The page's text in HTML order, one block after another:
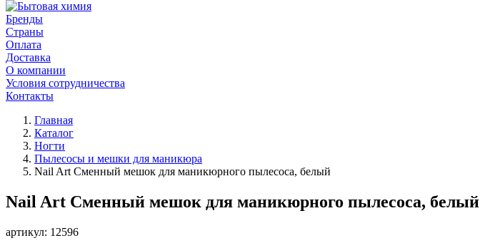
Бренды
Страны
Оплата
Доставка
О компании
Условия сотрудничества
Контакты
Главная
Каталог
Ногти
Пылесосы и мешки для маникюра
Nail Art Сменный мешок для маникюрного пылесоса, белый
Nail Art Сменный мешок для маникюрного пылесоса, белый
артикул: 12596